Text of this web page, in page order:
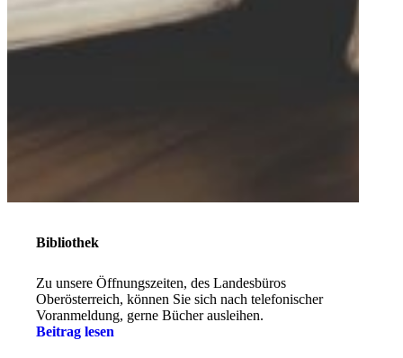
Bibliothek
Zu unsere Öffnungszeiten, des Landesbüros
Oberösterreich, können Sie sich nach telefonischer
Voranmeldung, gerne Bücher ausleihen.
Beitrag lesen